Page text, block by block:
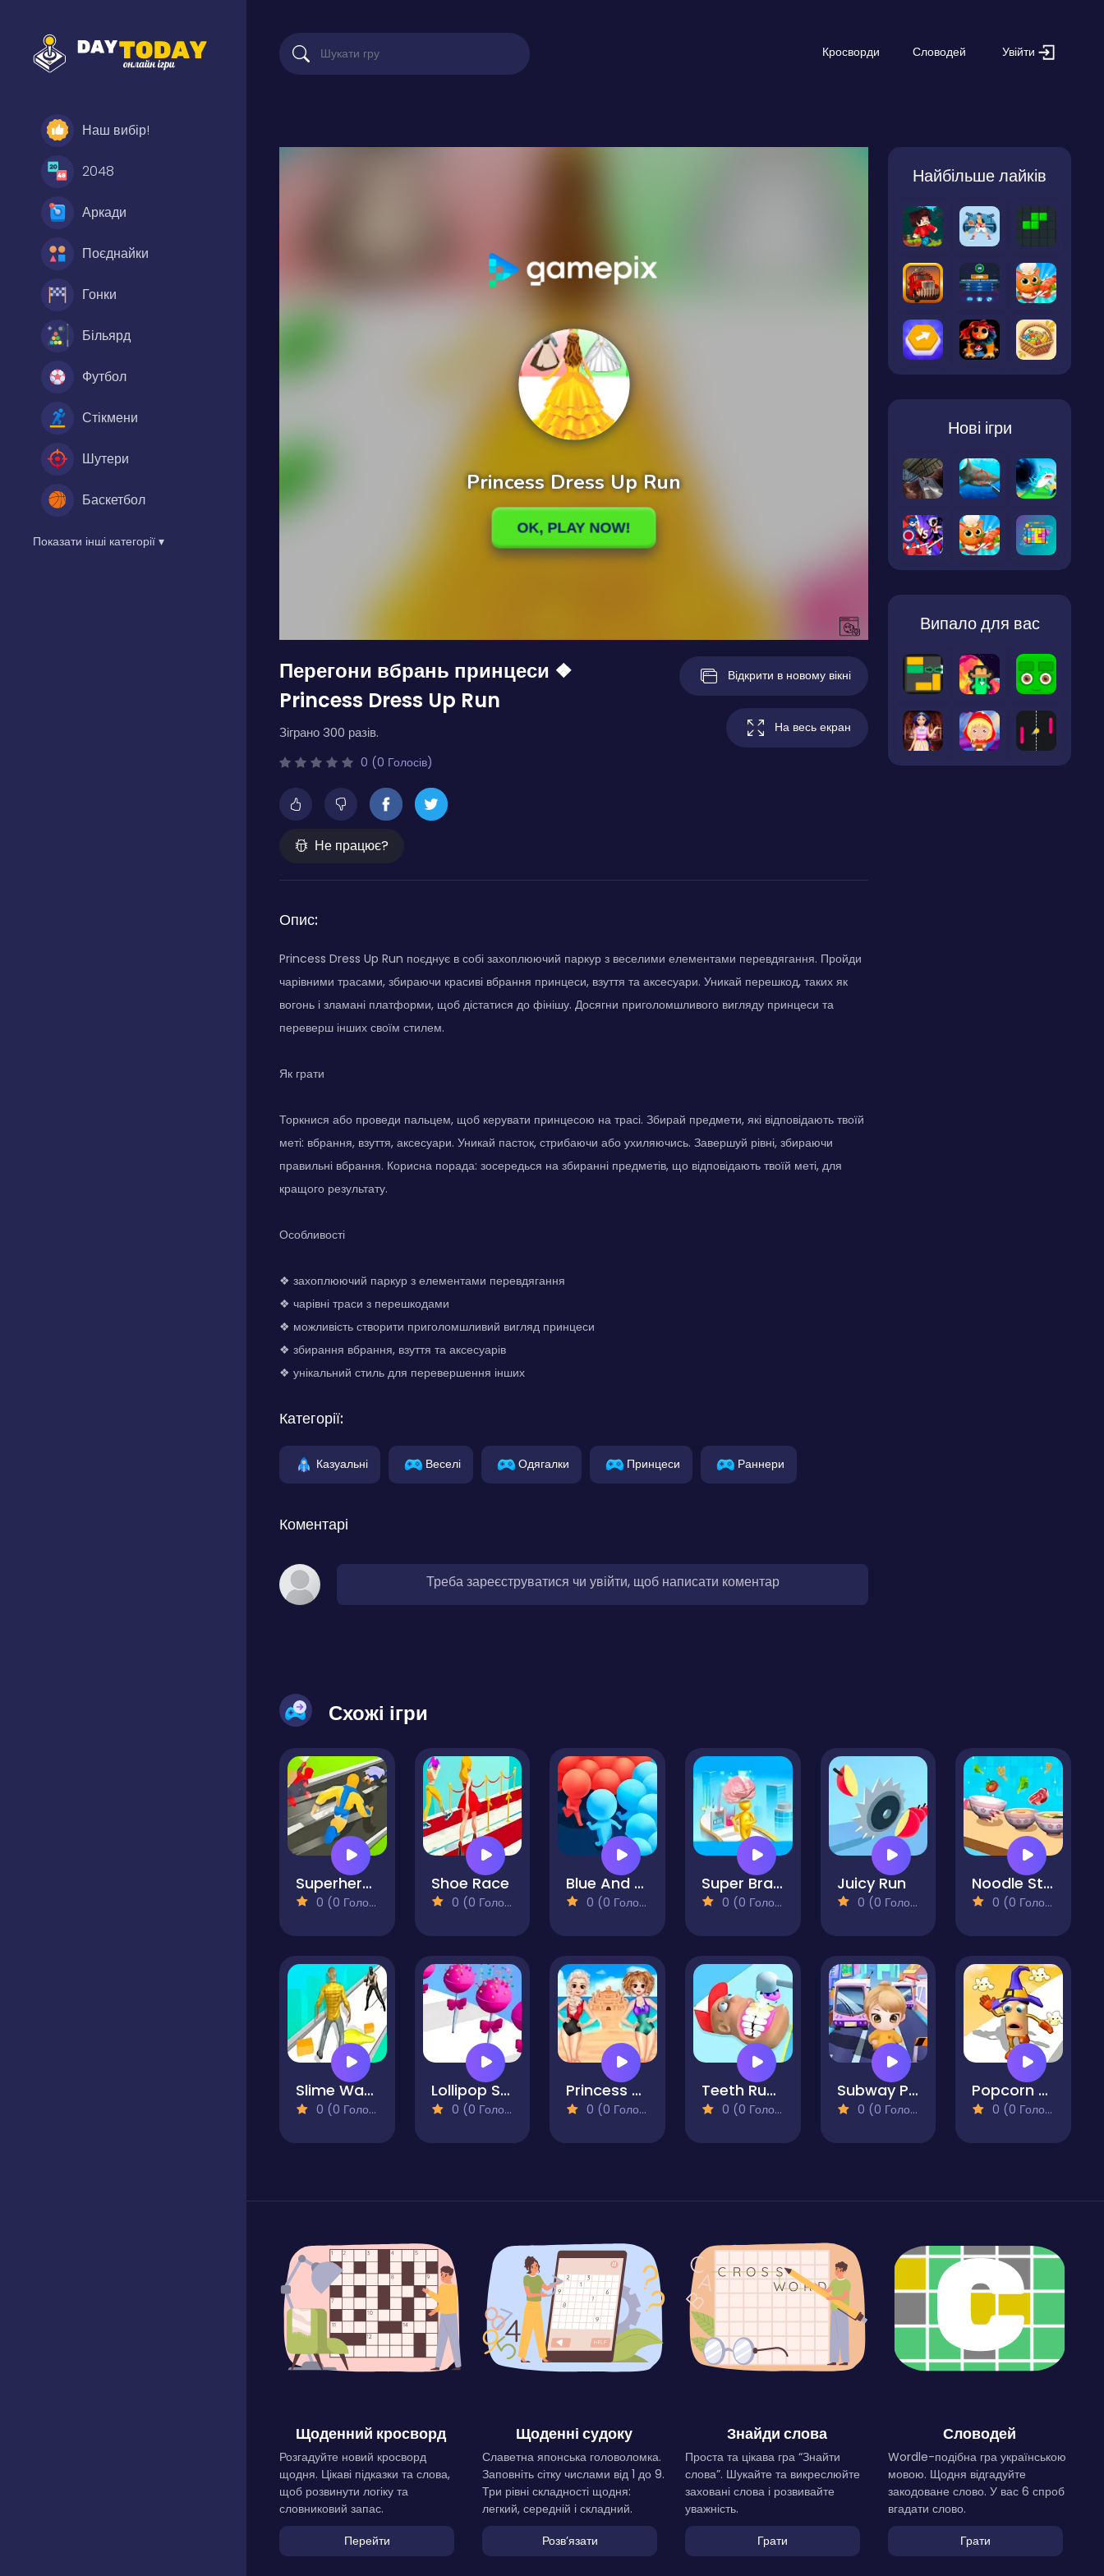
Наш вибір!
2048
Аркади
Поєднайки
Гонки
Більярд
Футбол
Стікмени
Шутери
Баскетбол
Показати інші категорії ▾
Кросворди Словодей Увійти
Перегони вбрань принцеси ❖
Princess Dress Up Run
Зіграно 300 разів.
0 (0 Голосів)
Не працює?
Відкрити в новому вікні
На весь екран
Опис:
Princess Dress Up Run поєднує в собі захоплюючий паркур з веселими елементами перевдягання. Пройди
чарівними трасами, збираючи красиві вбрання принцеси, взуття та аксесуари. Уникай перешкод, таких як
вогонь і зламані платформи, щоб дістатися до фінішу. Досягни приголомшливого вигляду принцеси та
переверш інших своїм стилем.
Як грати
Торкнися або проведи пальцем, щоб керувати принцесою на трасі. Збирай предмети, які відповідають твоїй
меті: вбрання, взуття, аксесуари. Уникай пасток, стрибаючи або ухиляючись. Завершуй рівні, збираючи
правильні вбрання. Корисна порада: зосередься на збиранні предметів, що відповідають твоїй меті, для
кращого результату.
Особливості
❖ захоплюючий паркур з елементами перевдягання
❖ чарівні траси з перешкодами
❖ можливість створити приголомшливий вигляд принцеси
❖ збирання вбрання, взуття та аксесуарів
❖ унікальний стиль для перевершення інших
Категорії:
Казуальні Веселі Одягалки Принцеси Раннери
Коментарі
Треба зареєструватися чи увійти, щоб написати коментар
Найбільше лайків
Нові ігри
Випало для вас
Схожі ігри
Superhero Transform Change Race
0 (0 Голосів)
Shoe Race
0 (0 Голосів)
Blue And Red Man
0 (0 Голосів)
Super Brain
0 (0 Голосів)
Juicy Run
0 (0 Голосів)
Noodle Stack Runner
0 (0 Голосів)
Slime Warrior Run
0 (0 Голосів)
Lollipop Stack Run
0 (0 Голосів)
Princess Summer Sand Castle
0 (0 Голосів)
Teeth Runner
0 (0 Голосів)
Subway Princess Run
0 (0 Голосів)
Popcorn Race 3D
0 (0 Голосів)
Щоденний кросворд
Розгадуйте новий кросворд
щодня. Цікаві підказки та слова,
щоб розвинути логіку та
словниковий запас.
Перейти
Щоденні судоку
Славетна японська головоломка.
Заповніть сітку числами від 1 до 9.
Три рівні складності щодня:
легкий, середній і складний.
Розвʼязати
Знайди слова
Проста та цікава гра “Знайти
слова”. Шукайте та викреслюйте
заховані слова і розвивайте
уважність.
Грати
Словодей
Wordle-подібна гра українською
мовою. Щодня відгадуйте
закодоване слово. У вас 6 спроб
вгадати слово.
Грати